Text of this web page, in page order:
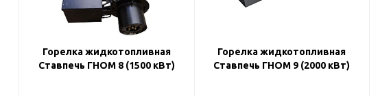
Горелка жидкотопливная
Ставпечь ГНОМ 8 (1500 кВт)
Горелка жидкотопливная
Ставпечь ГНОМ 9 (2000 кВт)